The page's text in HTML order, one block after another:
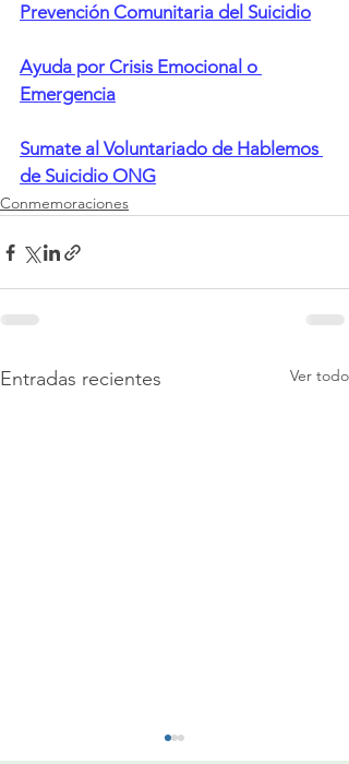
Prevención Comunitaria del Suicidio
Ayuda por Crisis Emocional o
Emergencia
Sumate al Voluntariado de Hablemos
de Suicidio ONG
Conmemoraciones
Entradas recientes Ver todo